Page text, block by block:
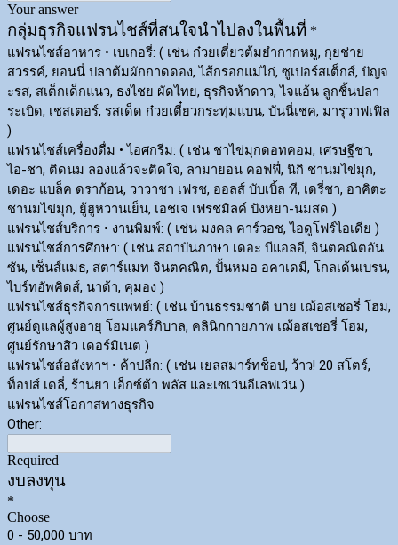
Your answer
กลุ่มธุรกิจแฟรนไชส์ที่สนใจนำไปลงในพื้นที่ *
แฟรนไชส์อาหาร • เบเกอรี่: ( เช่น ก๋วยเตี๋ยวต้มยำกากหมู, กุยช่าย
สวรรค์, ยอนนี่ ปลาต้มผักกาดดอง, ไส้กรอกแม่ไก่, ซูเปอร์สเต็กส์, ปัญจ
ะรส, สเต็กเด็กแนว, ธงไชย ผัดไทย, ธุรกิจห้าดาว, ไจแอ้น ลูกชิ้นปลา
ระเบิด, เชสเตอร์, รสเด็ด ก๋วยเตี๋ยวกระทุ่มแบน, บันนี่เชค, มารุวาฟเฟิล
)
แฟรนไชส์เครื่องดื่ม • ไอศกรีม: ( เช่น ชาไข่มุกดอทคอม, เศรษฐีชา,
ไอ-ชา, ติดนม ลองแล้วจะติดใจ, ลามายอน คอฟฟี่, นิกิ ชานมไข่มุก,
เดอะ แบล็ค ดราก้อน, วาวาชา เฟรช, ออลส์ บับเบิ้ล ที, เดรี่ชา, อาคิตะ
ชานมไข่มุก, ยู้ฮูหวานเย็น, เอชเจ เฟรชมิลค์ ปังหยา-นมสด )
แฟรนไชส์บริการ • งานพิมพ์: ( เช่น มงคล คาร์วอช, ไอดูโฟร์ไอเดีย )
แฟรนไชส์การศึกษา: ( เช่น สถาบันภาษา เดอะ บีแอลอี, จินตคณิตอัน
ซัน, เซ็นส์แมธ, สตาร์แมท จินตคณิต, ปั้นหมอ อคาเดมี, โกลเด้นเบรน,
ไบร์ทอัพคิดส์, นาด้า, คุมอง )
แฟรนไชส์ธุรกิจการแพทย์: ( เช่น บ้านธรรมชาติ บาย เฌ้อสเซอรี่ โฮม,
ศูนย์ดูแลผู้สูงอายุ โฮมแคร์ภิบาล, คลินิกกายภาพ เฌ้อสเชอรี่ โฮม,
ศูนย์รักษาสิว เดอร์มิเนต )
แฟรนไชส์อสังหาฯ • ค้าปลีก: ( เช่น เยลสมาร์ทช็อป, ว้าว! 20 สโตร์,
ท็อปส์ เดลี่, ร้านยา เอ็กซ์ต้า พลัส และเซเว่นอีเลฟเว่น )
แฟรนไชส์โอกาสทางธุรกิจ
Other:
Required
งบลงทุน
*
Choose
0 - 50,000 บาท